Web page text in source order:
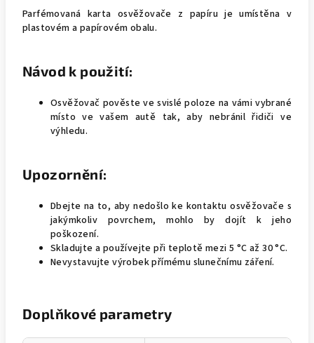
Parfémovaná karta osvěžovače z papíru je umístěna v
plastovém a papírovém obalu.
Návod k použití:
Osvěžovač pověste ve svislé poloze na vámi vybrané
místo ve vašem autě tak, aby nebránil řidiči ve
výhledu.
Upozornění:
Dbejte na to, aby nedošlo ke kontaktu osvěžovače s
jakýmkoliv povrchem, mohlo by dojít k jeho
poškození.
Skladujte a používejte při teplotě mezi 5 °C až 30 °C.
Nevystavujte výrobek přímému slunečnímu záření.
Doplňkové parametry